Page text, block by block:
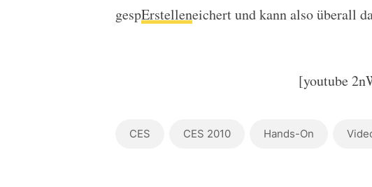
gespErstelleneichert und kann also überall
[youtube
CES CES 2010 Hands-On